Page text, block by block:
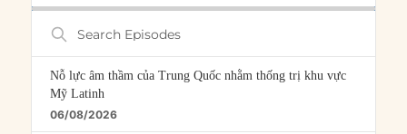
Search
Episodes
Nỗ lực âm thầm của Trung Quốc nhằm thống trị khu vực
Mỹ Latinh
06/08/2026